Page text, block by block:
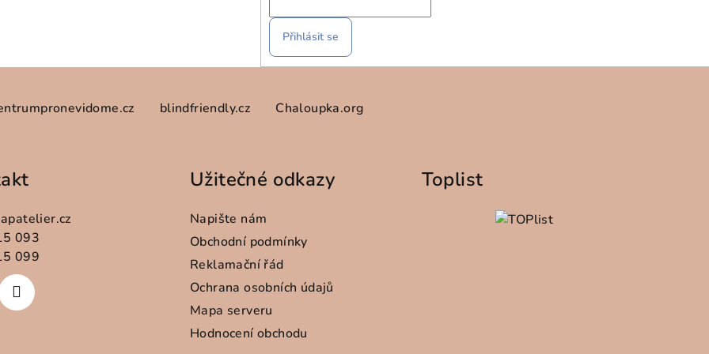
Přihlásit se
blindfriendly.cz Chaloupka.org
093
099
Užitečné odkazy
Napište nám
Obchodní podmínky
Reklamační řád
Ochrana osobních údajů
Mapa serveru
Hodnocení obchodu
Toplist